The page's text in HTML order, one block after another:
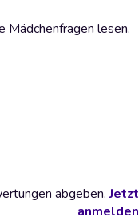
Mädchenfragen lesen.
abgeben.Jetzt
anmelden